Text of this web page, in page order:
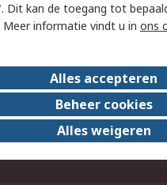
Over ons
Werken
Dit kan de toegang tot
Meer informatie vindt u in ons
Alles accepteren
Beheer cookies
Alles weigeren